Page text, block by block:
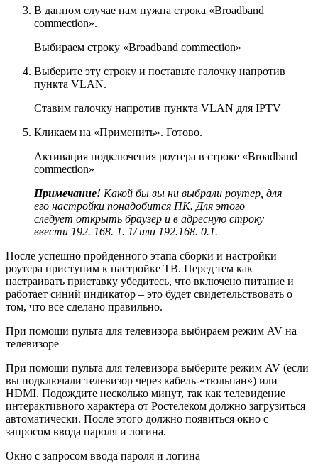
В данном случае нам нужна строка «Broadband
commection».
Выбираем строку «Broadband commection»
Выберите эту строку и поставьте галочку напротив
пункта VLAN.
Ставим галочку напротив пункта VLAN для IPTV
Кликаем на «Применить». Готово.
Активация подключения роутера в строке «Broadband
commection»
Примечание! Какой бы вы ни выбрали роутер, для
его настройки понадобится ПК. Для этого
следует открыть браузер и в адресную строку
ввести 192. 168. 1. 1/ или 192.168. 0.1.
После успешно пройденного этапа сборки и настройки
роутера приступим к настройке ТВ. Перед тем как
настраивать приставку убедитесь, что включено питание и
работает синий индикатор – это будет свидетельствовать о
том, что все сделано правильно.
При помощи пульта для телевизора выбираем режим AV на
телевизоре
При помощи пульта для телевизора выберите режим AV (если
вы подключали телевизор через кабель-«тюльпан») или
HDMI. Подождите несколько минут, так как телевидение
интерактивного характера от Ростелеком должно загрузиться
автоматически. После этого должно появиться окно с
запросом ввода пароля и логина.
Окно с запросом ввода пароля и логина